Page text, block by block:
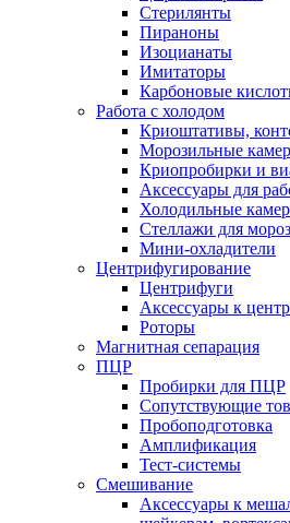
Стерилянты
Пираноны
Изоцианаты
Имитаторы
Карбоновые
Работа с холодом
Криоштативы,
Морозильные
Криопробирки и
Аксессуары для
Холодильные
Стеллажи для
Мини-охладители
Центрифугирование
Центрифуги
Аксессуары к
Роторы
Магнитная сепарация
ПЦР
Пробирки для ПЦР
Сопутствующие
Пробоподготовка
Амплификация
Тест-системы
Смешивание
Аксессуары к